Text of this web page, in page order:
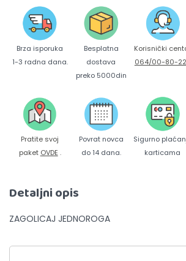
Brza isporuka
1-3 radna dana.
Besplatna
dostava
preko 5000din
Korisnički
064/00-80-
Pratite svoj
paket OVDE .
Povrat novca
do 14 dana.
Sigurno
karticama
Detaljni opis
ZAGOLICAJ JEDNOROGA